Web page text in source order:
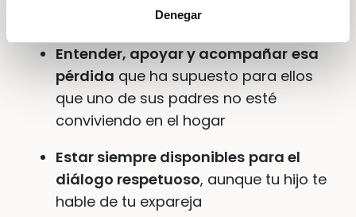
Denegar
sucedió hace tiempo, además de:
Entender, apoyar y acompañar esa
pérdida que ha supuesto para ellos
que uno de sus padres no esté
conviviendo en el hogar
Estar siempre disponibles para el
diálogo respetuoso, aunque tu hijo te
hable de tu expareja